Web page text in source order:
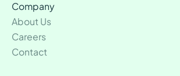
Company
About Us
Careers
Contact